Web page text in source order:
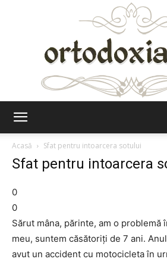
Acasă
Sfat pentru intoarcera sotului
Sfat pentru intoarcera
0
0
Sărut mâna, părinte, am o problemă
meu, suntem căsătoriţi de 7 ani.
avut un accident cu motocicleta în